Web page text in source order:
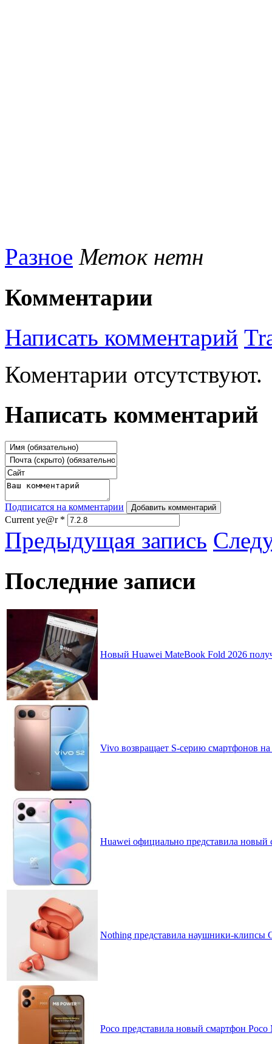
Разное Меток нетн
Комментарии
Написать комментарий
Коментарии отсутствуют.
Написать комментарий
Подписатся на комментарии Добавить комментарий
Current ye@r *
Предыдущая запись
Последние записи
Новый Huawei MateBook Fold 2026
Vivo возвращает S-серию смартфонов
Huawei официально представила
Nothing представила наушники-клипсы
Poco представила новый смартфон